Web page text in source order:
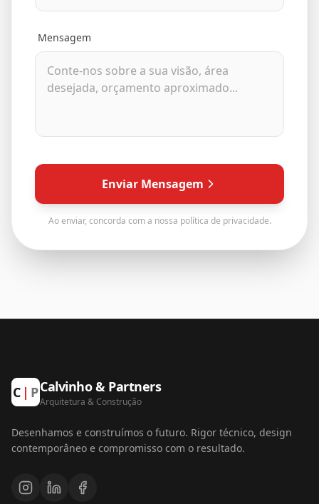
Mensagem
Enviar Mensagem
Ao enviar, concorda com a nossa política de privacidade.
C | PCalvinho & Partners
Arquitetura & Construção
Desenhamos e construímos o futuro. Rigor técnico, design
contemporâneo e compromisso com o resultado.